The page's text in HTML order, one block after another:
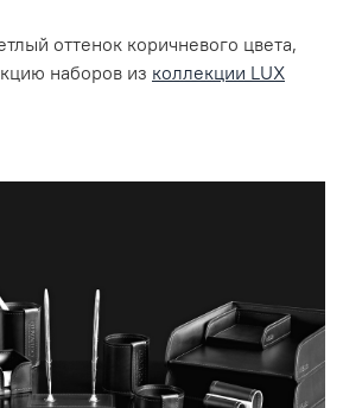
оттенок коричневого цвета,
наборов из коллекции LUX